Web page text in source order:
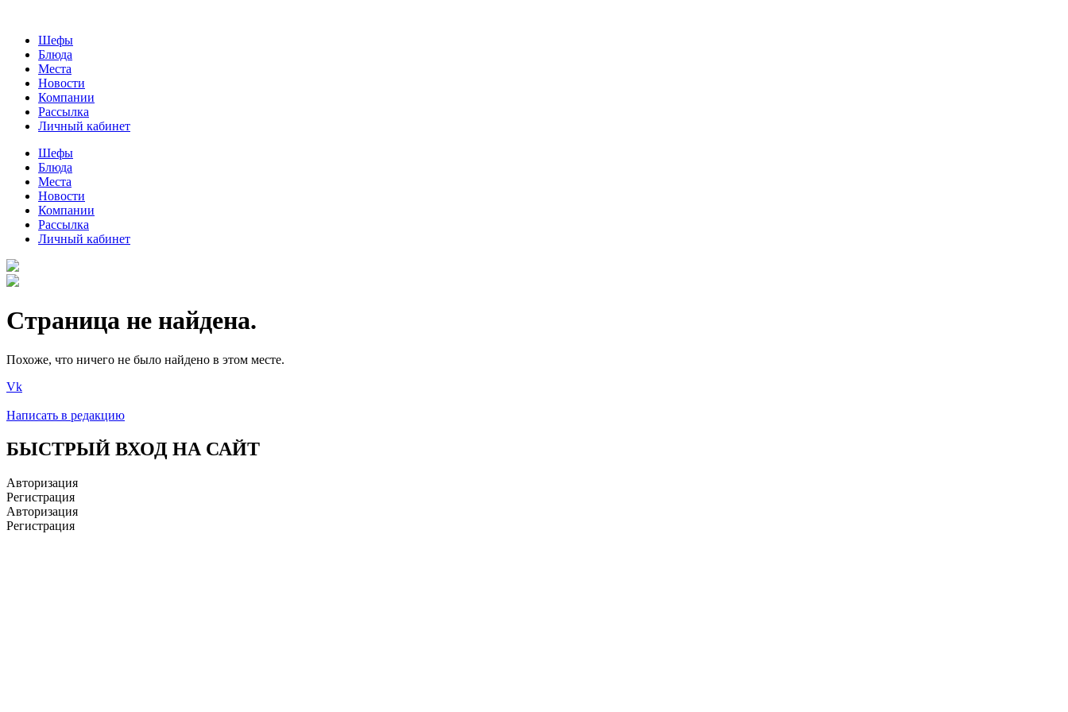
Шефы
Блюда
Места
Новости
Компании
Рассылка
Личный кабинет
Шефы
Блюда
Места
Новости
Компании
Рассылка
Личный кабинет
Страница не найдена.
Похоже, что ничего не было найдено в этом месте.
Vk
Написать в редакцию
БЫСТРЫЙ ВХОД НА САЙТ
Авторизация
Регистрация
Авторизация
Регистрация